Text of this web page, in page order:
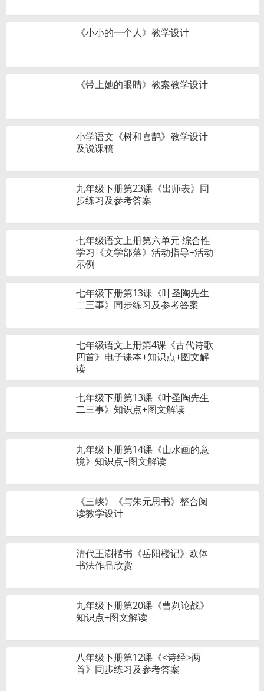
《小小的一个人》教学设计
《带上她的眼睛》教案教学设计
小学语文《树和喜鹊》教学设计
及说课稿
九年级下册第23课《出师表》同
步练习及参考答案
七年级语文上册第六单元 综合性
学习《文学部落》活动指导+活动
示例
七年级下册第13课《叶圣陶先生
二三事》同步练习及参考答案
七年级语文上册第4课《古代诗歌
四首》电子课本+知识点+图文解
读
七年级下册第13课《叶圣陶先生
二三事》知识点+图文解读
九年级下册第14课《山水画的意
境》知识点+图文解读
《三峡》《与朱元思书》整合阅
读教学设计
清代王澍楷书《岳阳楼记》欧体
书法作品欣赏
九年级下册第20课《曹刿论战》
知识点+图文解读
八年级下册第12课《<诗经>两
首》同步练习及参考答案